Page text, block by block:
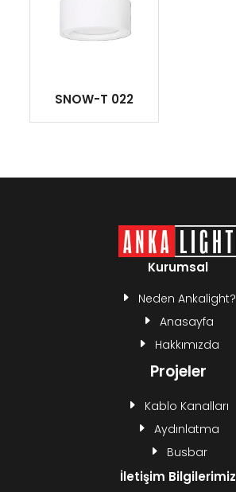
SNOW-T 022
Kurumsal
Neden Ankalight?
Anasayfa
Hakkımızda
Projeler
Kablo Kanalları
Aydınlatma
Busbar
İletişim Bilgilerimiz